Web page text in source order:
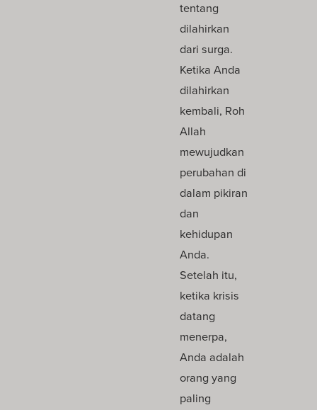
tentang
dilahirkan
dari surga.
Ketika Anda
dilahirkan
kembali, Roh
Allah
mewujudkan
perubahan di
dalam pikiran
dan
kehidupan
Anda.
Setelah itu,
ketika krisis
datang
menerpa,
Anda adalah
orang yang
paling